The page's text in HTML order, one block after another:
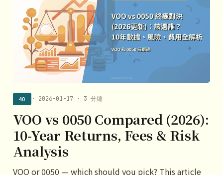
40 · 2026-01-17 · 3 分鐘
VOO vs 0050 Compared (2026):
10-Year Returns, Fees & Risk
Analysis
VOO or 0050 — which should you pick? This article